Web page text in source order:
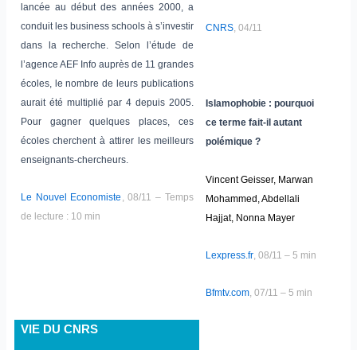
lancée au début des années 2000, a
conduit les business schools à s’investir
dans la recherche. Selon l’étude de
l’agence AEF Info auprès de 11 grandes
écoles, le nombre de leurs publications
aurait été multiplié par 4 depuis 2005.
Pour gagner quelques places, ces
écoles cherchent à attirer les meilleurs
enseignants-chercheurs.
Le Nouvel Economiste , 08/11 – Temps
de lecture : 10 min
CNRS, 04/11
Islamophobie : pourquoi
ce terme fait-il autant
polémique ?
Vincent Geisser, Marwan
Mohammed, Abdellali
Hajjat, Nonna Mayer
Lexpress.fr, 08/11 – 5 min
Bfmtv.com, 07/11 – 5 min
VIE DU CNRS